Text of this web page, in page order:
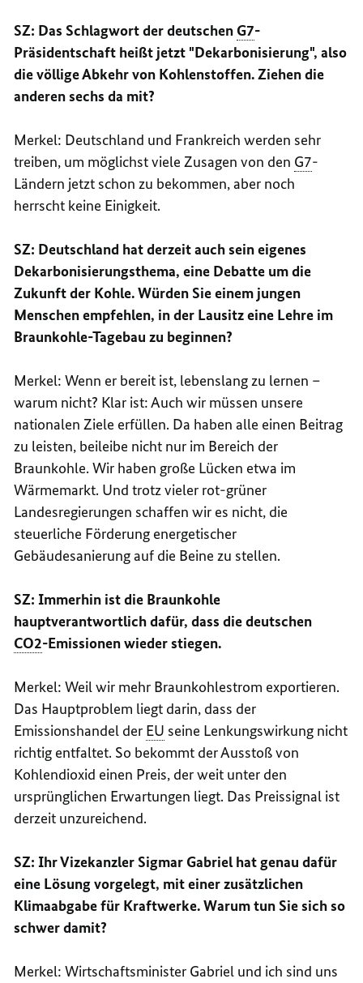
SZ: Das Schlagwort der deutschen G7-
Präsidentschaft heißt jetzt "Dekarbonisierung", also
die völlige Abkehr von Kohlenstoffen. Ziehen die
anderen sechs da mit?
Merkel: Deutschland und Frankreich werden sehr
treiben, um möglichst viele Zusagen von den G7-
Ländern jetzt schon zu bekommen, aber noch
herrscht keine Einigkeit.
SZ: Deutschland hat derzeit auch sein eigenes
Dekarbonisierungsthema, eine Debatte um die
Zukunft der Kohle. Würden Sie einem jungen
Menschen empfehlen, in der Lausitz eine Lehre im
Braunkohle-Tagebau zu beginnen?
Merkel: Wenn er bereit ist, lebenslang zu lernen –
warum nicht? Klar ist: Auch wir müssen unsere
nationalen Ziele erfüllen. Da haben alle einen Beitrag
zu leisten, beileibe nicht nur im Bereich der
Braunkohle. Wir haben große Lücken etwa im
Wärmemarkt. Und trotz vieler rot-grüner
Landesregierungen schaffen wir es nicht, die
steuerliche Förderung energetischer
Gebäudesanierung auf die Beine zu stellen.
SZ: Immerhin ist die Braunkohle
hauptverantwortlich dafür, dass die deutschen
CO2-Emissionen wieder stiegen.
Merkel: Weil wir mehr Braunkohlestrom exportieren.
Das Hauptproblem liegt darin, dass der
Emissionshandel der EU seine Lenkungswirkung nicht
richtig entfaltet. So bekommt der Ausstoß von
Kohlendioxid einen Preis, der weit unter den
ursprünglichen Erwartungen liegt. Das Preissignal ist
derzeit unzureichend.
SZ: Ihr Vizekanzler Sigmar Gabriel hat genau dafür
eine Lösung vorgelegt, mit einer zusätzlichen
Klimaabgabe für Kraftwerke. Warum tun Sie sich so
schwer damit?
Merkel: Wirtschaftsminister Gabriel und ich sind uns